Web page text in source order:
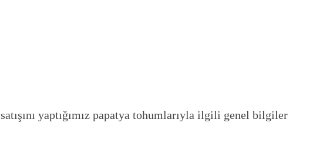
yaptığımız papatya tohumlarıyla ilgili genel bilgiler